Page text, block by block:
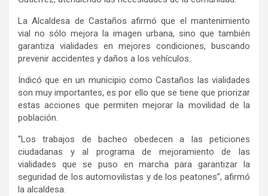
La Alcaldesa de Castaños afirmó que el mantenimiento
vial no sólo mejora la imagen urbana, sino que también
garantiza vialidades en mejores condiciones, buscando
prevenir accidentes y daños a los vehículos.
Indicó que en un municipio como Castaños las vialidades
son muy importantes, es por ello que se tiene que priorizar
estas acciones que permiten mejorar la movilidad de la
población.
“Los trabajos de bacheo obedecen a las peticiones
ciudadanas y al programa de mejoramiento de las
vialidades que se puso en marcha para garantizar la
seguridad de los automovilistas y de los peatones”, afirmó
la alcaldesa.